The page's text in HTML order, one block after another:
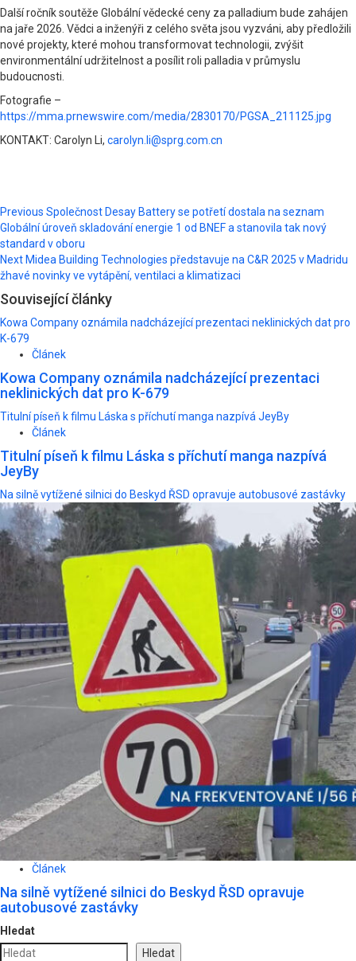
Další ročník soutěže Globální vědecké ceny za palladium bude zahájen
na jaře 2026. Vědci a inženýři z celého světa jsou vyzváni, aby předložili
nové projekty, které mohou transformovat technologii, zvýšit
environmentální udržitelnost a posílit roli palladia v průmyslu
budoucnosti.
Fotografie –
https://mma.prnewswire.com/media/2830170/PGSA_211125.jpg
KONTAKT: Carolyn Li, carolyn.li@sprg.com.cn
Post
navigation
Previous Společnost Desay Battery se potřetí dostala na seznam
Globální úroveň skladování energie 1 od BNEF a stanovila tak nový
standard v oboru
Next Midea Building Technologies představuje na C&R 2025 v Madridu
žhavé novinky ve vytápění, ventilaci a klimatizaci
Související články
Kowa Company oznámila nadcházející prezentaci neklinických dat pro
K-679
Článek
Kowa Company oznámila nadcházející prezentaci
neklinických dat pro K-679
Titulní píseň k filmu Láska s příchutí manga nazpívá JeyBy
Článek
Titulní píseň k filmu Láska s příchutí manga nazpívá
JeyBy
Na silně vytížené silnici do Beskyd ŘSD opravuje autobusové zastávky
Článek
Na silně vytížené silnici do Beskyd ŘSD opravuje
autobusové zastávky
Hledat
Hledat